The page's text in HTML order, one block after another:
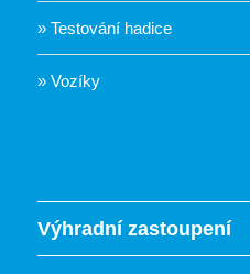
» Testování hadice
» Vozíky
Výhradní zastoupení